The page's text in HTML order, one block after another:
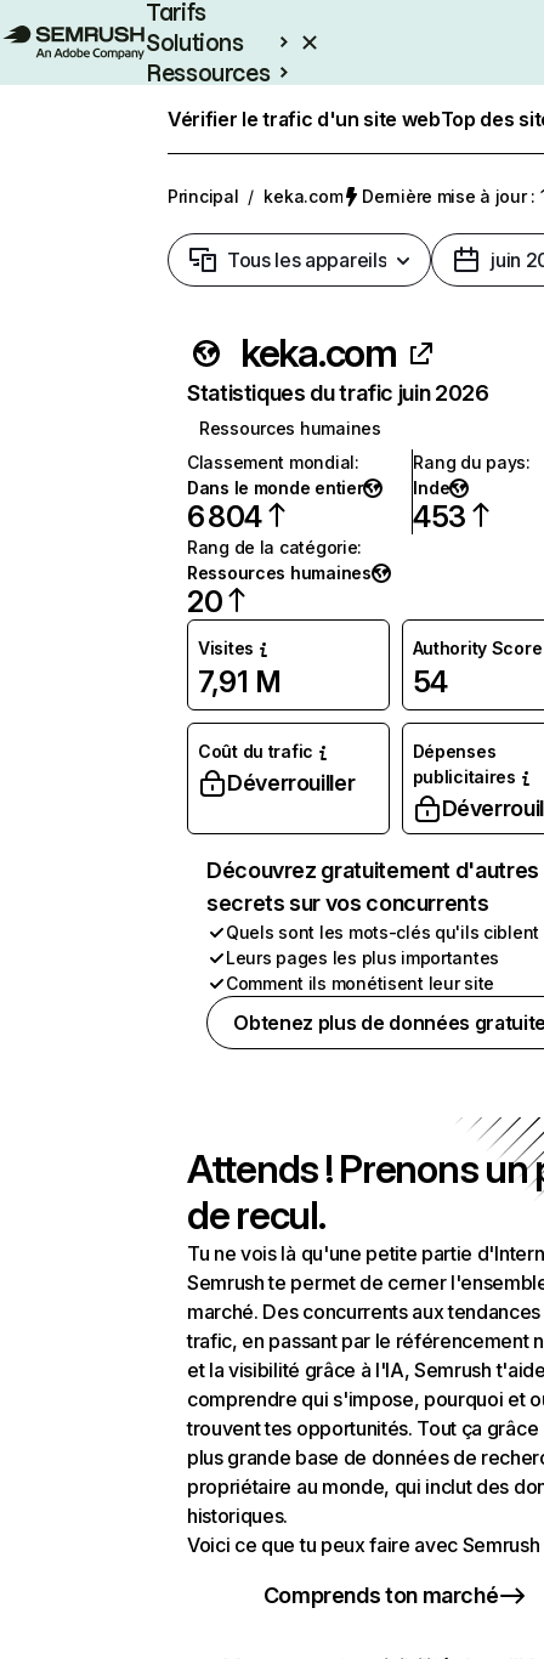
Tarifs
Solutions
Ressources
Vérifier le trafic d'un site webTop des
Principal / keka.com Dernière mise à jour :
Tous les appareils juin
keka.com
Statistiques du trafic juin 2026
Ressources humaines
Classement mondial:
Dans le monde entier
6 804
Rang du pays:
Inde
453
Rang de la catégorie:
Ressources humaines
20
Visites
7,91 M
Authority Score
54
Coût du trafic
Déverrouiller
Dépenses
publicitaires
Découvrez gratuitement d'autres
secrets sur vos concurrents
Quels sont les mots-clés qu'ils ciblent
Leurs pages les plus importantes
Comment ils monétisent leur site
Obtenez plus de données
Attends ! Prenons un
de recul.
Tu ne vois là qu'une petite partie
Semrush te permet de cerner
marché. Des concurrents aux
trafic, en passant par le référencement
et la visibilité grâce à l'IA, Semrush
comprendre qui s'impose, pourquoi et
trouvent tes opportunités. Tout ça grâce
plus grande base de données de
propriétaire au monde, qui inclut des
historiques.
Voici ce que tu peux faire avec Semrush
Comprends ton marché